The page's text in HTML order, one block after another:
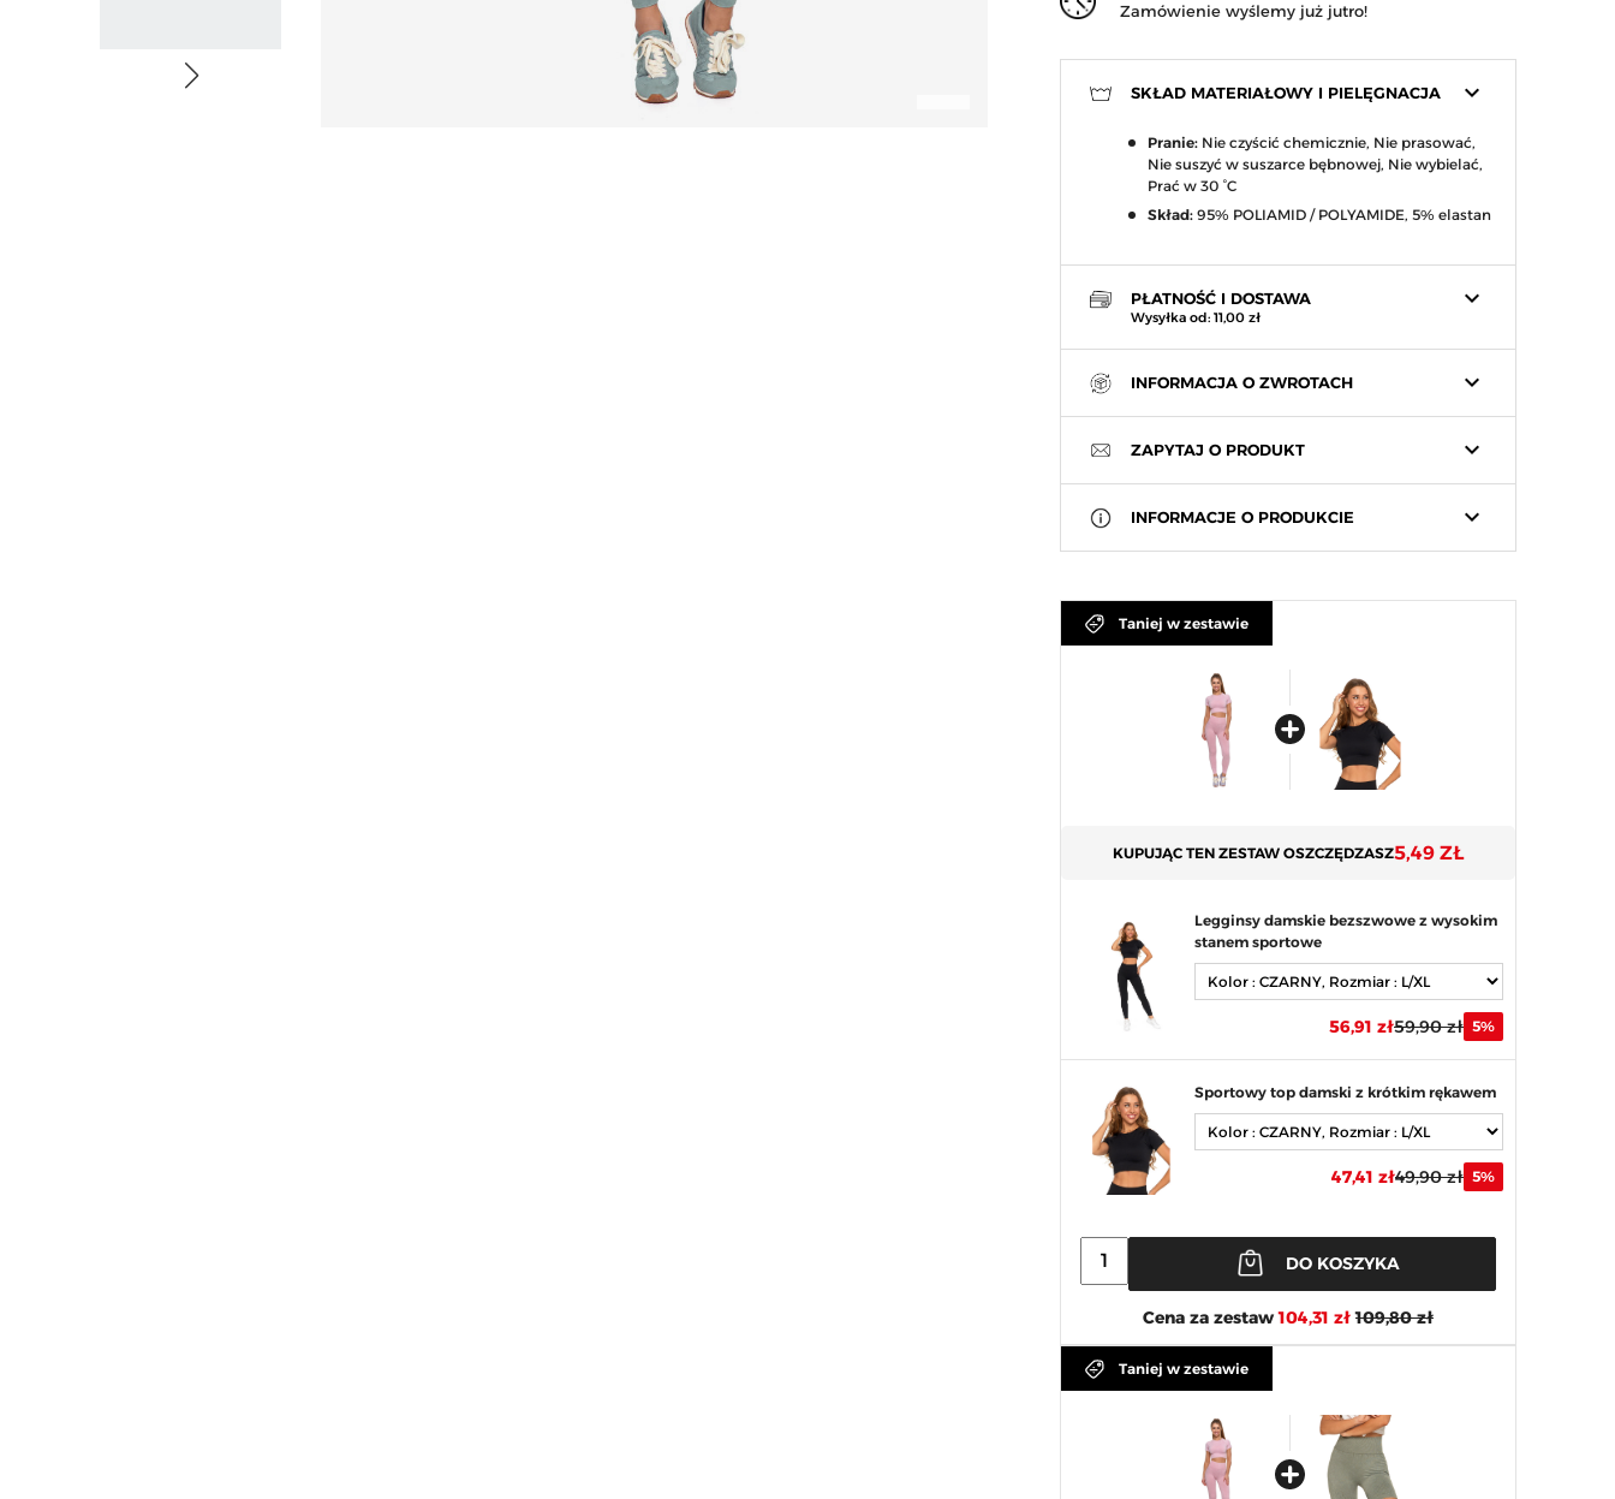
Zamówienie wyślemy już jutro!
keyboard_arrow_down
SKŁAD MATERIAŁOWY I PIELĘGNACJA
Pranie: Nie czyścić chemicznie, Nie prasować,
Nie suszyć w suszarce bębnowej, Nie wybielać,
Prać w 30 °C
Skład: 95% POLIAMID / POLYAMIDE, 5% elastan
keyboard_arrow_down
PŁATNOŚĆ I DOSTAWA
Wysyłka od: 11,00 zł
keyboard_arrow_down
INFORMACJA O ZWROTACH
keyboard_arrow_down
ZAPYTAJ O PRODUKT
keyboard_arrow_down
INFORMACJE O PRODUKCIE
Taniej w zestawie
KUPUJĄC TEN ZESTAW OSZCZĘDZASZ5,49 ZŁ
Legginsy damskie bezszwowe z wysokim
stanem sportowe
56,91 zł59,90 zł 5%
Sportowy top damski z krótkim rękawem
47,41 zł49,90 zł 5%
DO KOSZYKA
Cena za zestaw104,31 zł109,80 zł
Taniej w zestawie